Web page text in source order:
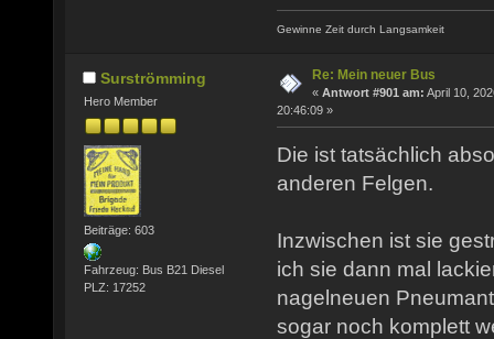
Gewinne Zeit durch Langsamkeit
Surströmming
Hero Member
Beiträge: 603
Fahrzeug: Bus B21 Diesel
PLZ: 17252
Re: Mein neuer Bus
« Antwort #901 am: April 10,
20:46:09 »
Die ist tatsächlich
anderen Felgen.
Inzwischen ist sie
ich sie dann mal
nagelneuen
sogar noch komplett